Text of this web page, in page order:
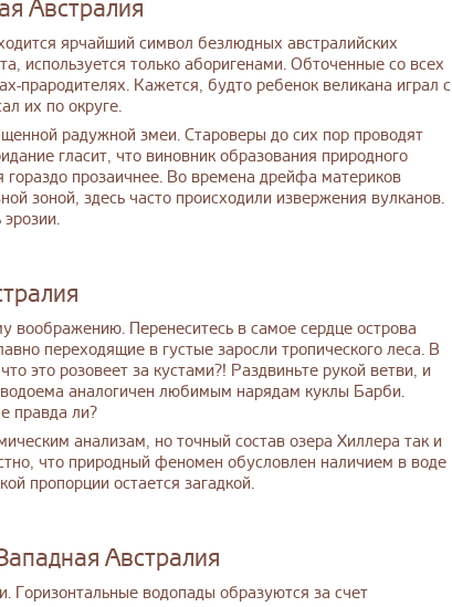
Австралия
ярчайший символ безлюдных австралийских
используется только аборигенами. Обточенные со всех
прародителях. Кажется, будто ребенок великана играл с
их по округе.
радужной змеи. Староверы до сих пор проводят
гласит, что виновник образования природного
прозаичнее. Во времена дрейфа материков
зоной, здесь часто происходили извержения вулканов.
воображению. Перенеситесь в самое сердце острова
переходящие в густые заросли тропического леса. В
это розовеет за кустами?! Раздвиньте рукой ветви, и
аналогичен любимым нарядам куклы Барби.
правда ли?
анализам, но точный состав озера Хиллера так и
что природный феномен обусловлен наличием в воде
пропорции остается загадкой.
Австралия
Горизонтальные водопады образуются за счет